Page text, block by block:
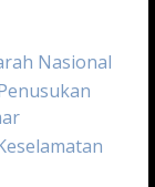
Nasional